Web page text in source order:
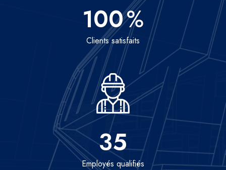
100%
Clients satisfaits
35
Employés qualifiés